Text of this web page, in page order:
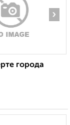
›
города